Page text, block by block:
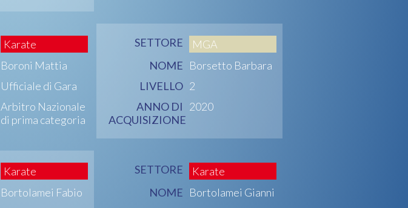
Karate
Boroni Mattia
Ufficiale di Gara
Arbitro Nazionale
di prima categoria
SETTORE
MGA
NOME Borsetto Barbara
LIVELLO 2
ANNO DI
ACQUISIZIONE
2020
Karate
Bortolamei Fabio
SETTORE
Karate
NOME Bortolamei Gianni